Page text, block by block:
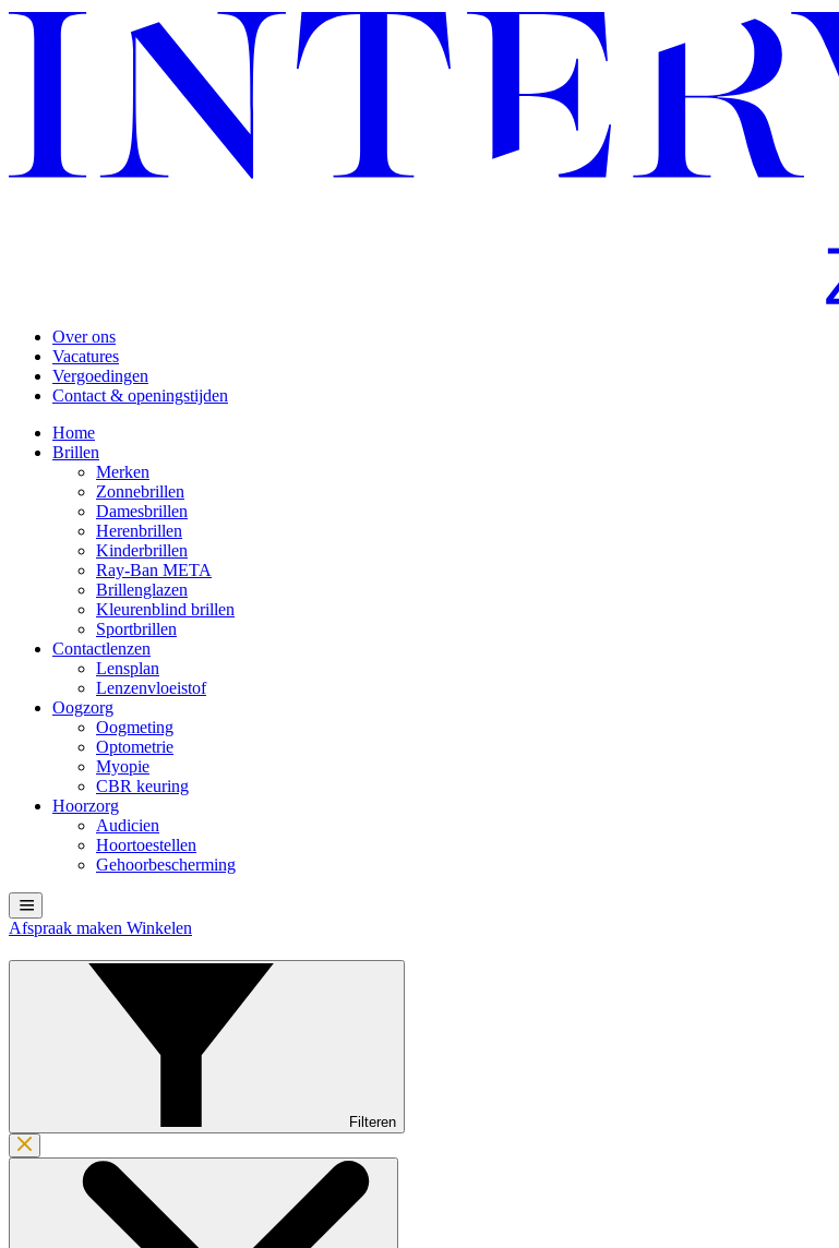
Over ons
Vacatures
Vergoedingen
Contact & openingstijden
Home
Brillen
Merken
Zonnebrillen
Damesbrillen
Herenbrillen
Kinderbrillen
Ray-Ban META
Brillenglazen
Kleurenblind brillen
Sportbrillen
Contactlenzen
Lensplan
Lenzenvloeistof
Oogzorg
Oogmeting
Optometrie
Myopie
CBR keuring
Hoorzorg
Audicien
Hoortoestellen
Gehoorbescherming
Afspraak maken Winkelen
Filteren